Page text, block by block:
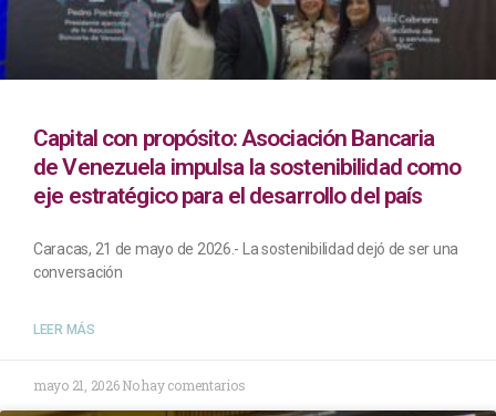
Capital con propósito: Asociación Bancaria
de Venezuela impulsa la sostenibilidad como
eje estratégico para el desarrollo del país
Caracas, 21 de mayo de 2026.- La sostenibilidad dejó de ser una
conversación
LEER MÁS
mayo 21, 2026No hay comentarios